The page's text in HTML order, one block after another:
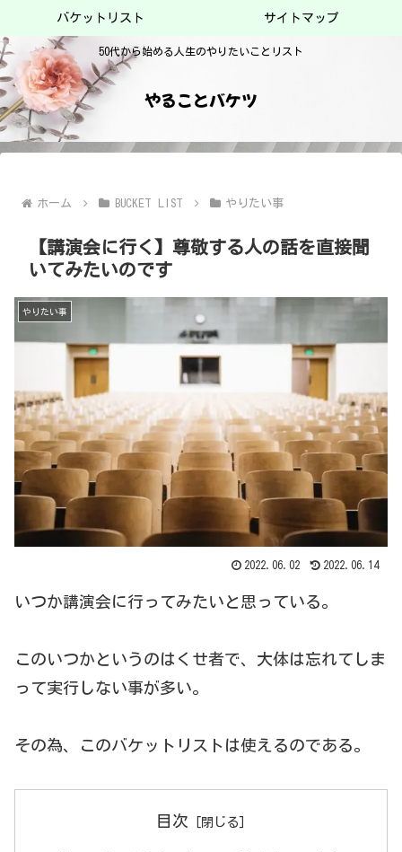
50代から始める人生のやりたいことリスト
やることバケツ
バケットリスト サイトマップ
ホーム BUCKET LIST やりたい事
【講演会に行く】尊敬する人の話を直接聞
いてみたいのです
やりたい事
2022.06.02 2022.06.14
いつか講演会に行ってみたいと思っている。
このいつかというのはくせ者で、大体は忘れてしま
って実行しない事が多い。
その為、このバケットリストは使えるのである。
目次